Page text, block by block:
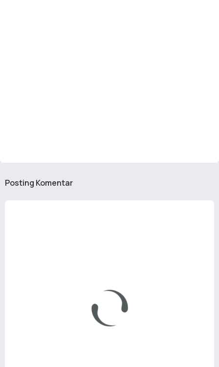
Posting Komentar